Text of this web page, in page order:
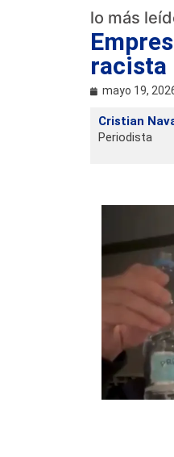
lo más
racista
mayo 19,
Cristian
Periodista